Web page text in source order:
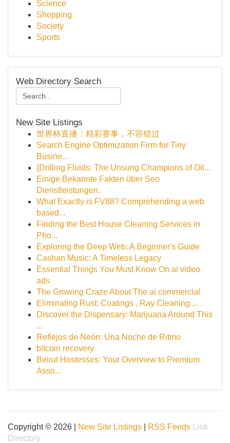
Science
Shopping
Society
Sports
Web Directory Search
New Site Listings
世界杯直播：精彩赛事，不容错过
Search Engine Optimization Firm for Tiny
Busine...
{Drilling Fluids: The Unsung Champions of Oil...
Einige Bekannte Fakten über Seo
Dienstleistungen.
What Exactly is FV88? Comprehending a web
based...
Finding the Best House Cleaning Services in
Pho...
Exploring the Deep Web: A Beginner's Guide
Cashan Music: A Timeless Legacy
Essential Things You Must Know On ai video
ads
The Growing Craze About The ai commercial
Eliminating Rust: Coatings , Ray Cleaning ...
Discover the Dispensary: Marijuana Around This
...
Reflejos de Neón: Una Noche de Ritmo
bitcoin recovery
Beirut Hostesses: Your Overview to Premium
Asso...
Copyright © 2026 | New Site Listings RSS Feeds
Link
Directory